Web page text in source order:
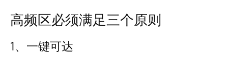
高频区必须满足三个原则
1、一键可达